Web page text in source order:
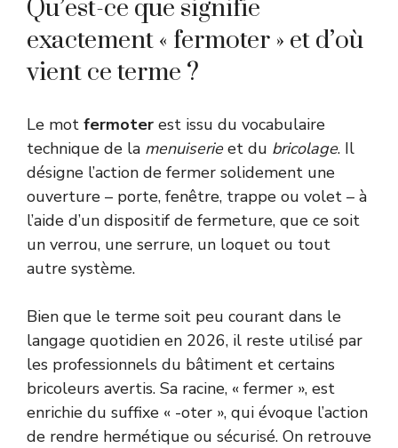
Qu’est-ce que signifie
exactement « fermoter » et d’où
vient ce terme ?
Le mot fermoter est issu du vocabulaire
technique de la menuiserieet du bricolage. Il
désigne l’action de fermer solidement une
ouverture – porte, fenêtre, trappe ou volet – à
l’aide d’un dispositif de fermeture, que ce soit
un verrou, une serrure, un loquet ou tout
autre système.
Bien que le terme soit peu courant dans le
langage quotidien en 2026, il reste utilisé par
les professionnels du bâtiment et certains
bricoleurs avertis. Sa racine, « fermer », est
enrichie du suffixe « -oter », qui évoque l’action
de rendre hermétique ou sécurisé. On retrouve